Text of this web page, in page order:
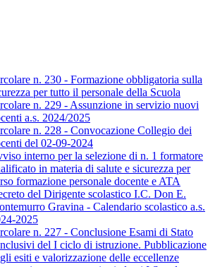
n. 230 - Formazione obbligatoria sulla
per tutto il personale della Scuola
n. 229 - Assunzione in servizio nuovi
a.s. 2024/2025
n. 228 - Convocazione Collegio dei
del 02-09-2024
interno per la selezione di n. 1 formatore
in materia di salute e sicurezza per
formazione personale docente e ATA
del Dirigente scolastico I.C. Don E.
Gravina - Calendario scolastico a.s.
2025
n. 227 - Conclusione Esami di Stato
del I ciclo di istruzione. Pubblicazione
esiti e valorizzazione delle eccellenze